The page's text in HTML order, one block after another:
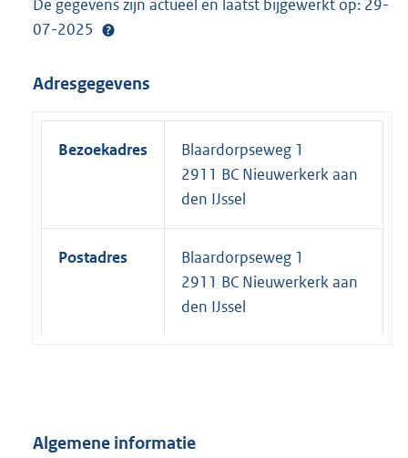
De gegevens zijn actueel en laatst bijgewerkt op: 29-
07-2025
Adresgegevens
Bezoekadres
Blaardorpseweg 1
2911 BC Nieuwerkerk aan
den IJssel
Postadres
Blaardorpseweg 1
2911 BC Nieuwerkerk aan
den IJssel
Algemene informatie